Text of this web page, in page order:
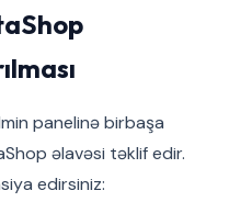
panelinə birbaşa
əlavəsi təklif edir.
edirsiniz: